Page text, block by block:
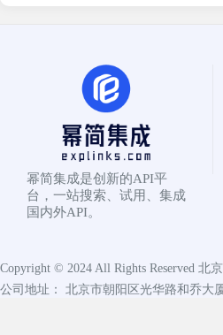
幂简集成是创新的API平
台，一站搜索、试用、集成
国内外API。
Copyright © 2024 All Rights Reserved 北
公司地址： 北京市朝阳区光华路和乔大